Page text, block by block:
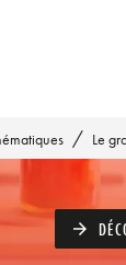
/ Le
arrow_forward